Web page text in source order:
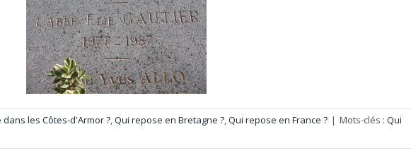
dans les Côtes-d'Armor ?,Qui repose en Bretagne ?,Qui repose en France ? | Mots-clés : Qui